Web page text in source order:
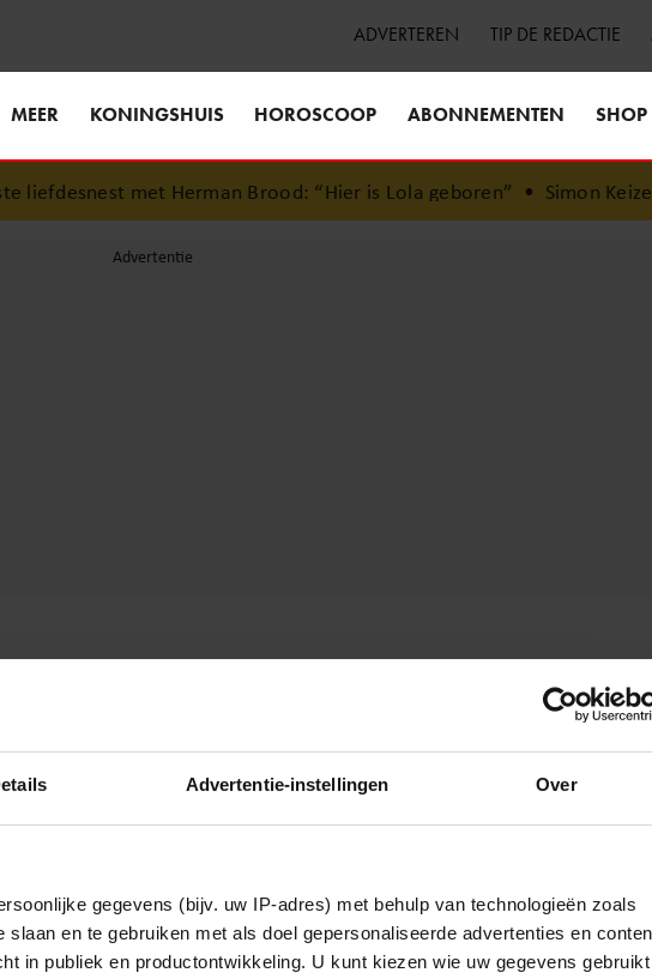
Advertentie-instellingen Over
gegevens (bijv. uw IP-adres) met behulp van technologieën zoals
en te gebruiken met als doel gepersonaliseerde advertenties en
in publiek en productontwikkeling. U kunt kiezen wie uw gegevens gebruikt
ADVERTEREN TIP DE REDACTIE
MEER KONINGSHUIS HOROSCOOP ABONNEMENTEN SHOP
met Herman Brood: “Hier is Lola geboren”•Simon Keizer